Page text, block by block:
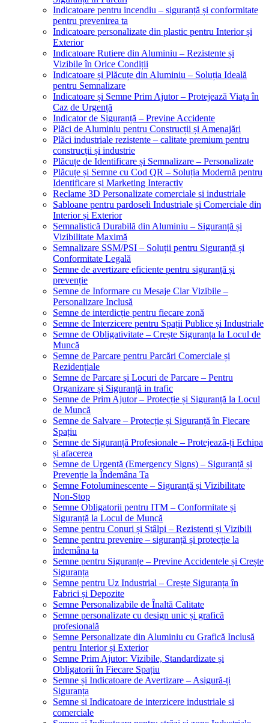
Indicatoare pentru incendiu – siguranță și conformitate
pentru prevenirea ta
Indicatoare personalizate din plastic pentru Interior și
Exterior
Indicatoare Rutiere din Aluminiu – Rezistente și
Vizibile în Orice Condiții
Indicatoare și Plăcuțe din Aluminiu – Soluția Ideală
pentru Semnalizare
Indicatoare și Semne Prim Ajutor – Protejează Viața în
Caz de Urgență
Indicator de Siguranță – Previne Accidente
Plăci de Aluminiu pentru Construcții și Amenajări
Plăci industriale rezistente – calitate premium pentru
construcții și industrie
Plăcuțe de Identificare și Semnalizare – Personalizate
Plăcuțe și Semne cu Cod QR – Soluția Modernă pentru
Identificare și Marketing Interactiv
Reclame 3D Personalizate comerciale si industriale
Sabloane pentru pardoseli Industriale și Comerciale din
Interior și Exterior
Semnalistică Durabilă din Aluminiu – Siguranță și
Vizibilitate Maximă
Semnalizare SSM/PSI – Soluții pentru Siguranță și
Conformitate Legală
Semne de avertizare eficiente pentru siguranță și
prevenție
Semne de Informare cu Mesaje Clar Vizibile –
Personalizare Inclusă
Semne de interdicție pentru fiecare zonă
Semne de Interzicere pentru Spații Publice și Industriale
Semne de Obligativitate – Crește Siguranța la Locul de
Muncă
Semne de Parcare pentru Parcări Comerciale și
Rezidențiale
Semne de Parcare și Locuri de Parcare – Pentru
Organizare și Siguranță in trafic
Semne de Prim Ajutor – Protecție și Siguranță la Locul
de Muncă
Semne de Salvare – Protecție și Siguranță în Fiecare
Spațiu
Semne de Siguranță Profesionale – Protejează-ți Echipa
și afacerea
Semne de Urgență (Emergency Signs) – Siguranță și
Prevenție la Îndemâna Ta
Semne Fotoluminescente – Siguranță și Vizibilitate
Non-Stop
Semne Obligatorii pentru ITM – Conformitate și
Siguranță la Locul de Muncă
Semne pentru Conuri și Stâlpi – Rezistenti și Vizibili
Semne pentru prevenire – siguranță și protecție la
îndemâna ta
Semne pentru Siguranțe – Previne Accidentele și Crește
Siguranța
Semne pentru Uz Industrial – Crește Siguranța în
Fabrici și Depozite
Semne Personalizabile de Înaltă Calitate
Semne personalizate cu design unic și grafică
profesională
Semne Personalizate din Aluminiu cu Grafică Inclusă
pentru Interior și Exterior
Semne Prim Ajutor: Vizibile, Standardizate și
Obligatorii în Fiecare Spațiu
Semne și Indicatoare de Avertizare – Asigură-ți
Siguranța
Semne si Indicatoare de interzicere industriale si
comerciale